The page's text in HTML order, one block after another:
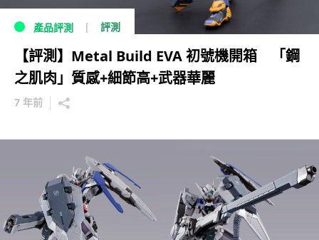
產品評測 評測
【評測】Metal Build EVA 初號機開箱 「鋼
之肌肉」質感+細節高+武器華麗
7 年前